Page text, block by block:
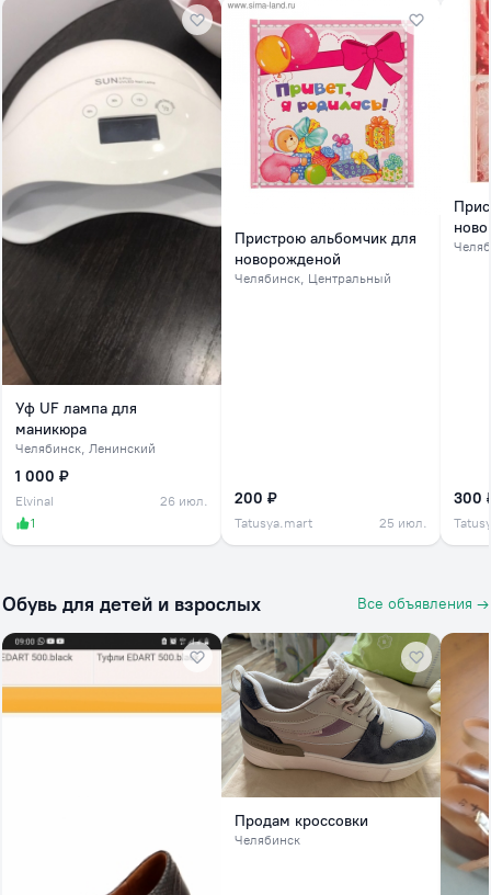
Уф UF лампа для
маникюра
Челябинск, Ленинский
1 000 ₽
ElvinaI
26 июл.
1
Пристрою альбомчик для
новорожденой
Челябинск, Центральный
200 ₽
Tatusya.mart 25 июл.
300
Обувь для детей и взрослых Все объявления →
Продам кроссовки
Челябинск